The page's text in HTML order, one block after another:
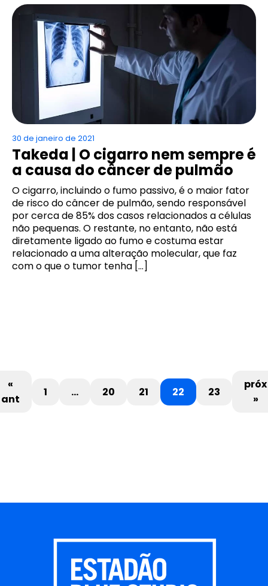
30 de janeiro de 2021
Takeda | O cigarro nem sempre é
a causa do câncer de pulmão
O cigarro, incluindo o fumo passivo, é o maior fator
de risco do câncer de pulmão, sendo responsável
por cerca de 85% dos casos relacionados a células
não pequenas. O restante, no entanto, não está
diretamente ligado ao fumo e costuma estar
relacionado a uma alteração molecular, que faz
com o que o tumor tenha […]
«
ant
1 … 20 21 22 23
próx
»